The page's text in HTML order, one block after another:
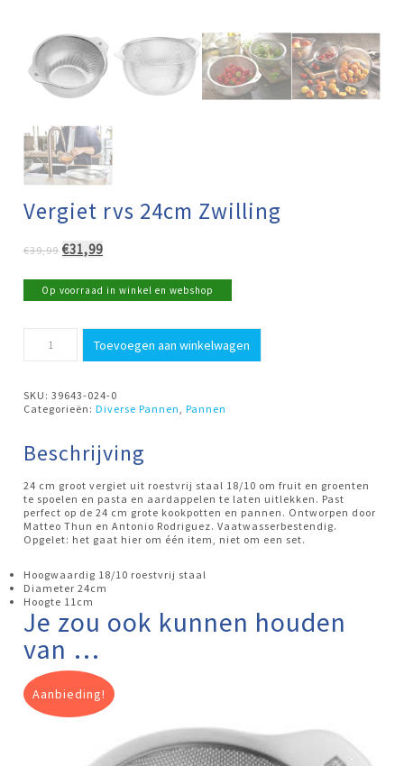
Vergiet rvs 24cm Zwilling
€39,99 Oorspronkelijke
was:
€39,99.
€31,99Huidige
is:
€31,99.
Op voorraad in winkel en webshop
Toevoegen aan winkelwagen
SKU:39643-024-0
Categorieën:Diverse Pannen ,Pannen
Beschrijving
24 cm groot vergiet uit roestvrij staal 18/10 om fruit en groenten
te spoelen en pasta en aardappelen te laten uitlekken. Past
perfect op de 24 cm grote kookpotten en pannen. Ontworpen door
Matteo Thun en Antonio Rodriguez. Vaatwasserbestendig.
Opgelet: het gaat hier om één item, niet om een set.
Hoogwaardig 18/10 roestvrij staal
Diameter 24cm
Hoogte 11cm
Je zou ook kunnen houden
van …
Aanbieding!